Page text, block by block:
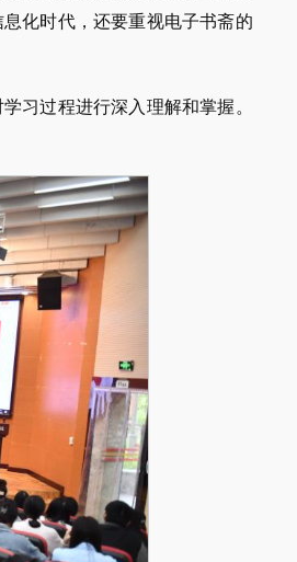
化时代，还要重视电子书斋的
习过程进行深入理解和掌握。